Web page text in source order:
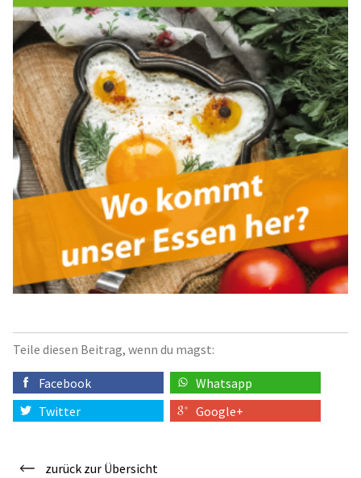
Teile diesen Beitrag, wenn du magst:
Facebook
Whatsapp
Twitter
Google+
zurück zur Übersicht